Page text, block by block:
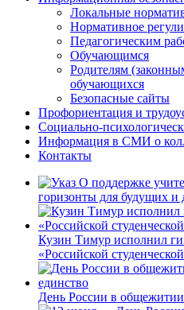
Локальные
Нормативное
Педагогическим
Обучающимся
Родителям
обучающихся
Безопасные сайты
Профориентация и
Социально-
Информация в СМИ о
Контакты
горизонты для будущих и
Кузин Тимур исполнил
«Российской
День России в